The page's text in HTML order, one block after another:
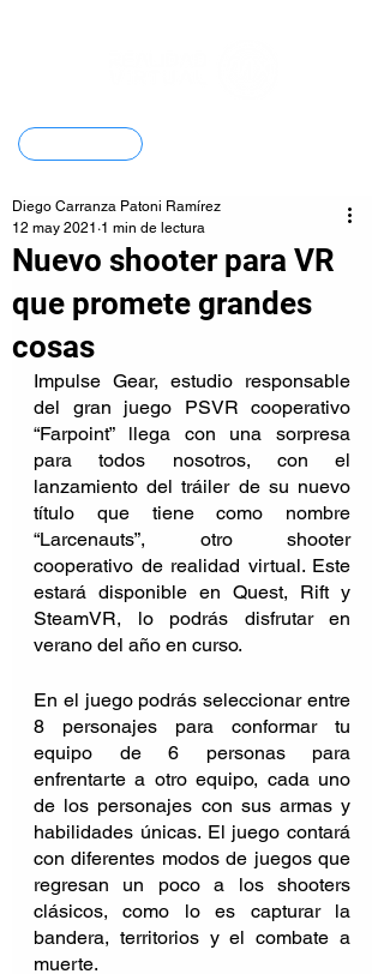
Nuevo shooter para VR
que promete grandes
cosas
Diego Carranza Patoni Ramírez
12 may 2021 1 min de lectura
Impulse Gear, estudio responsable
del gran juego PSVR cooperativo
“Farpoint” llega con una sorpresa
para todos nosotros, con el
lanzamiento del tráiler de su nuevo
título que tiene como nombre
“Larcenauts”, otro shooter
cooperativo de realidad virtual. Este
estará disponible en Quest, Rift y
SteamVR, lo podrás disfrutar en
verano del año en curso.
En el juego podrás seleccionar entre
8 personajes para conformar tu
equipo de 6 personas para
enfrentarte a otro equipo, cada uno
de los personajes con sus armas y
habilidades únicas. El juego contará
con diferentes modos de juegos que
regresan un poco a los shooters
clásicos, como lo es capturar la
bandera, territorios y el combate a
muerte.